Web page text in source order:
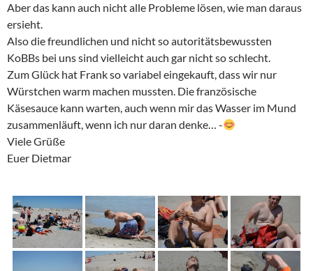
Aber das kann auch nicht alle Probleme lösen, wie man daraus
ersieht.
Also die freundlichen und nicht so autoritätsbewussten
KoBBs bei uns sind vielleicht auch gar nicht so schlecht.
Zum Glück hat Frank so variabel eingekauft, dass wir nur
Würstchen warm machen mussten. Die französische
Käsesauce kann warten, auch wenn mir das Wasser im Mund
zusammenläuft, wenn ich nur daran denke… -
Viele Grüße
Euer Dietmar